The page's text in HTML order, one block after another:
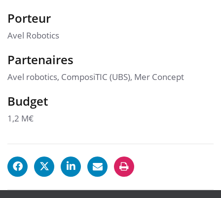
Porteur
Avel Robotics
Partenaires
Avel robotics, ComposiTIC (UBS), Mer Concept
Budget
1,2 M€